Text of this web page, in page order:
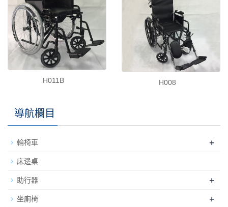
H011B H008
導航欄目
輪椅車 +
床邊桌
助行器 +
坐廁椅 +